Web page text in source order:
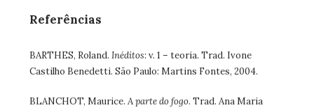
Referências
BARTHES, Roland. Inéditos: v. 1 – teoria. Trad. Ivone
Castilho Benedetti. São Paulo: Martins Fontes, 2004.
BLANCHOT, Maurice. A parte do fogo. Trad. Ana Maria